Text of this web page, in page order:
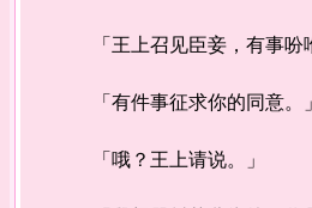
「王上召见臣妾，有事吩
「有件事征求你的同意。」
「哦？王上请说。」